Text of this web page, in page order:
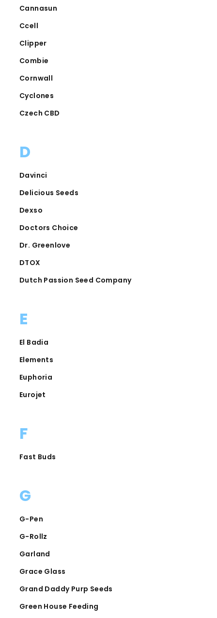
Cannasun
Ccell
Clipper
Combie
Cornwall
Cyclones
Czech CBD
D
Davinci
Delicious Seeds
Dexso
Doctors Choice
Dr. Greenlove
DTOX
Dutch Passion Seed Company
E
El Badia
Elements
Euphoria
Eurojet
F
Fast Buds
G
G-Pen
G-Rollz
Garland
Grace Glass
Grand Daddy Purp Seeds
Green House Feeding